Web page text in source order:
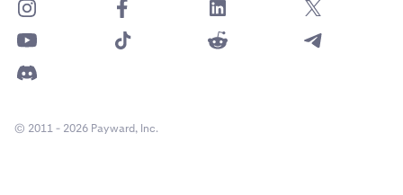
© 2011 - 2026 Payward, Inc.